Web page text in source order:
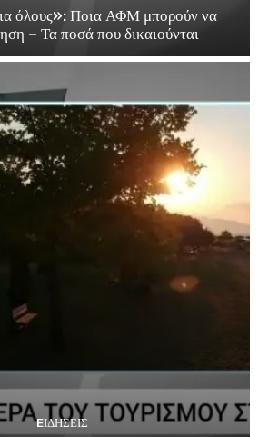
όλους»: Ποια ΑΦΜ μπορούν να
– Τα ποσά που δικαιούνται
EΙΔΗΣΕΙΣ